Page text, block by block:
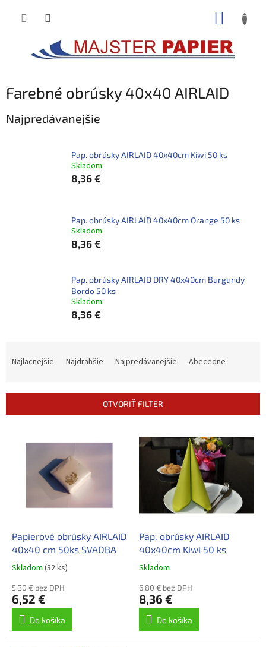
Farebné obrúsky 40x40 AIRLAID
Najpredávanejšie
Pap. obrúsky AIRLAID 40x40cm Kiwi 50 ks
Skladom
8,36 €
Pap. obrúsky AIRLAID 40x40cm Orange 50 ks
Skladom
8,36 €
Pap. obrúsky AIRLAID DRY 40x40cm Burgundy
Bordo 50 ks
Skladom
8,36 €
i
Najlacnejšie Najdrahšie Najpredávanejšie Abecedne
OTVORIŤ FILTER
Papierové obrúsky AIRLAID
40x40 cm 50ks SVADBA
Skladom (32 ks)
5,30 € bez DPH
6,52 €
Do košíka
Pap. obrúsky AIRLAID
40x40cm Kiwi 50 ks
Skladom
6,80 € bez DPH
8,36 €
Do košíka